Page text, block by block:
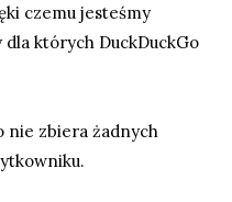
czemu jesteśmy
których DuckDuckGo
nie zbiera żadnych